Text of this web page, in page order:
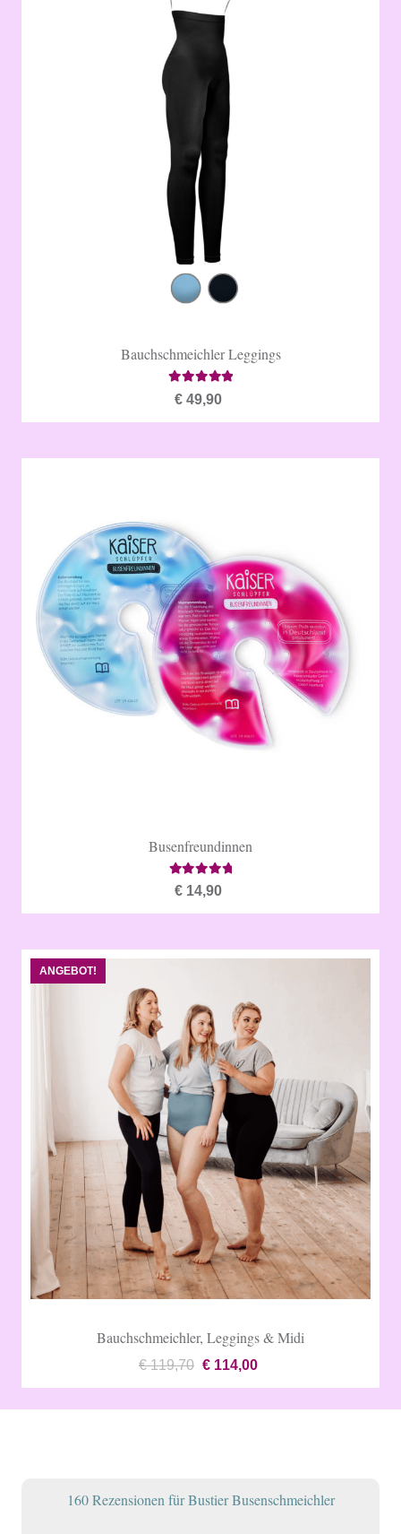
Bauchschmeichler Leggings
Bewertet mit
€ 49,90
Busenfreundinnen
Bewertet mit
€ 14,90
ANGEBOT!
Bauchschmeichler, Leggings & Midi
€119,70 Ursprünglicher
Preis
war:
€ 114,00
Preis
ist:
160 Rezensionen fürBustier Busenschmeichler